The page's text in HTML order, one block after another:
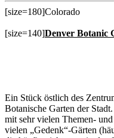
[size=180]Colorado
[size=140]Denver Botanic
Ein Stück östlich des
Botanische Garten der
mit sehr vielen Themen-
vielen „Gedenk“-Gärten